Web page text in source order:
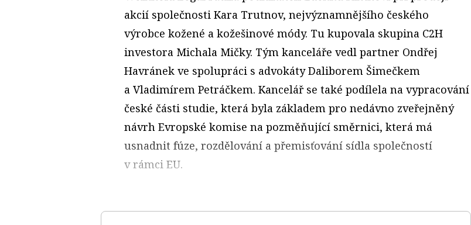
akcií společnosti Kara Trutnov, nejvýznamnějšího českého
výrobce kožené a kožešinové módy. Tu kupovala skupina C2H
investora Michala Mičky. Tým kanceláře vedl partner Ondřej
Havránek ve spolupráci s advokáty Daliborem Šimečkem
a Vladimírem Petráčkem. Kancelář se také podílela na vypracování
české části studie, která byla základem pro nedávno zveřejněný
návrh Evropské komise na pozměňující směrnici, která má
usnadnit fúze, rozdělování a přemisťování sídla společností
v rámci EU.